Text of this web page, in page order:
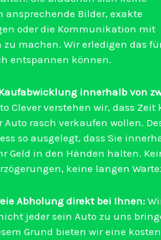
ansprechende Bilder, exakte
oder die Kommunikation mit
zu machen. Wir erledigen das
entspannen können.
innerhalb von
Clever verstehen wir, dass Zeit
Auto rasch verkaufen wollen.
so ausgelegt, dass Sie
Geld in den Händen halten.
keine langen
Abholung direkt bei Ihnen:
jeder sein Auto zu uns
Grund bieten wir eine